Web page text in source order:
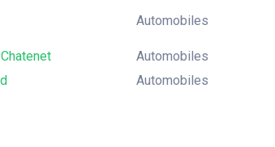
Automobiles
Automobiles
Automobiles